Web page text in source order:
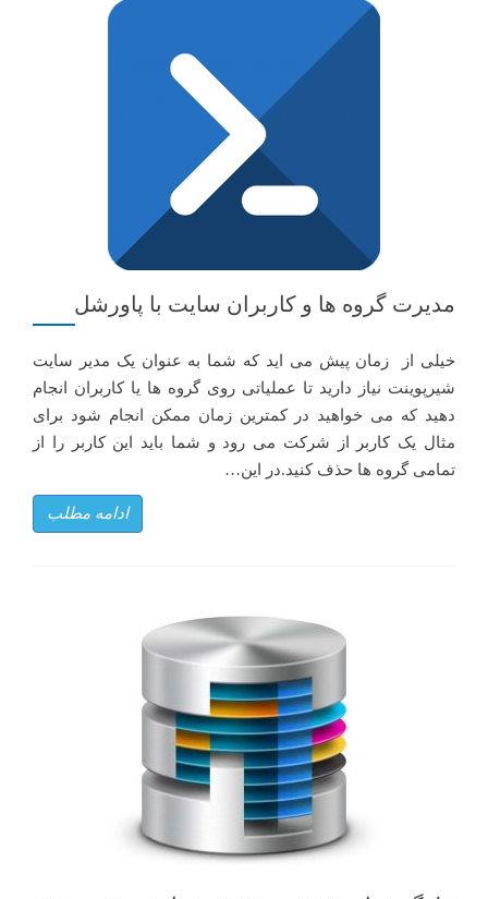
مدیرت گروه ها و کاربران سایت با پاورشل
خیلی از زمان پیش می اید که شما به عنوان یک مدیر سایت
شیرپوینت نیاز دارید تا عملیاتی روی گروه ها یا کاربران انجام
دهید که می خواهید در کمترین زمان ممکن انجام شود برای
مثال یک کاربر از شرکت می رود و شما باید این کاربر را از
تمامی گروه ها حذف کنید.در این…
ادامه مطلب